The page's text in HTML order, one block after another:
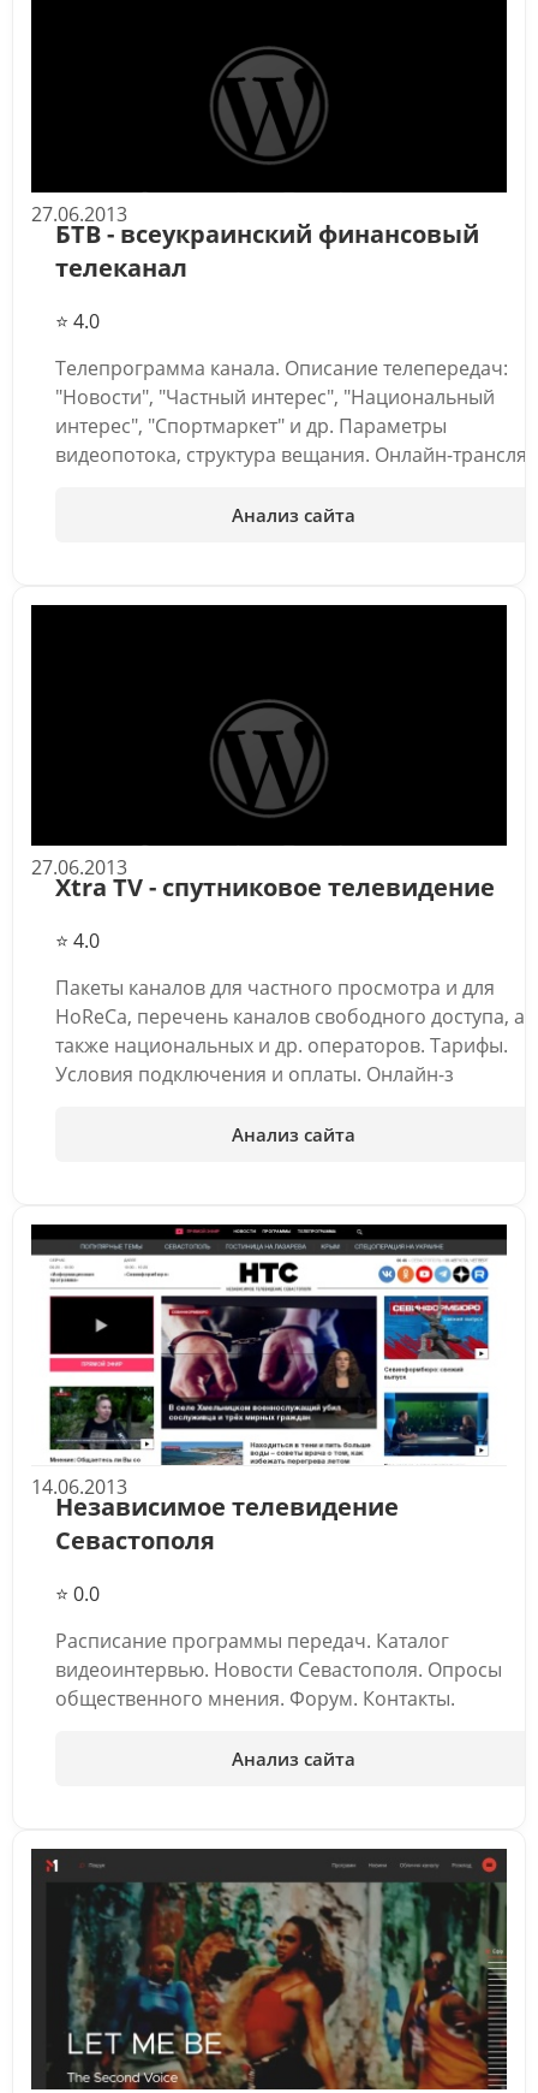
27.06.2013
БТВ - всеукраинский финансовый
телеканал
⭐ 4.0
Телепрограмма канала. Описание телепередач:
"Новости", "Частный интерес", "Национальный
интерес", "Спортмаркет" и др. Параметры
видеопотока, структура вещания. Онлайн-трансля
Анализ сайта
27.06.2013
Xtra TV - спутниковое телевидение
⭐ 4.0
Пакеты каналов для частного просмотра и для
HoReCa, перечень каналов свободного доступа, а
также национальных и др. операторов. Тарифы.
Условия подключения и оплаты. Онлайн-з
Анализ сайта
14.06.2013
Независимое телевидение
Севастополя
⭐ 0.0
Расписание программы передач. Каталог
видеоинтервью. Новости Севастополя. Опросы
общественного мнения. Форум. Контакты.
Анализ сайта